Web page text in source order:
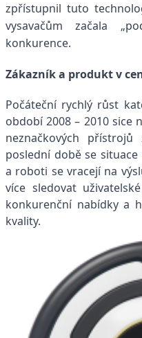
zpřístupnil tuto
vysavačům začala
konkurence.
Zákazník a produkt v
Počáteční rychlý růst
období 2008 – 2010 sice
neznačkových
poslední době se
a roboti se vracejí na
více sledovat
konkurenční nabídky a
kvality.